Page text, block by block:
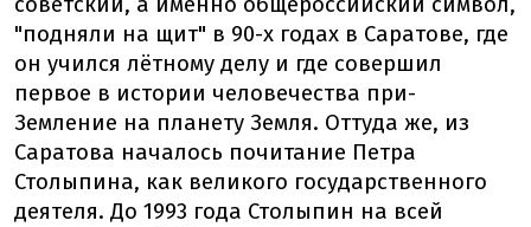
"подняли на щит" в 90-х годах в Саратове, где
он учился лётному делу и где совершил
первое в истории человечества при-
Земление на планету Земля. Оттуда же, из
Саратова началось почитание Петра
Столыпина, как великого государственного
деятеля. До 1993 года Столыпин на всей